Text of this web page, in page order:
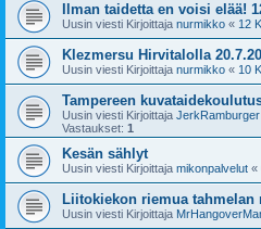
Ilman taidetta en voisi elää!
Uusin viesti Kirjoittaja nurmikko « 12
Klezmersu Hirvitalolla
Uusin viesti Kirjoittaja nurmikko « 10
Tampereen
Uusin viesti Kirjoittaja JerkRamburger
Vastaukset: 1
Kesän sählyt
Uusin viesti Kirjoittaja mikonpalvelut «
Liitokiekon riemua tahmelan
Uusin viesti Kirjoittaja